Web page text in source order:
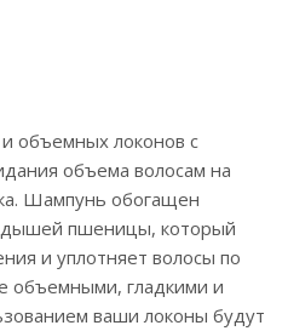
объемных локонов с
объема волосам на
Шампунь обогащен
пшеницы, который
и уплотняет волосы по
объемными, гладкими и
ваши локоны будут